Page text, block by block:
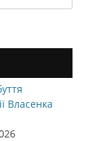
Власенка